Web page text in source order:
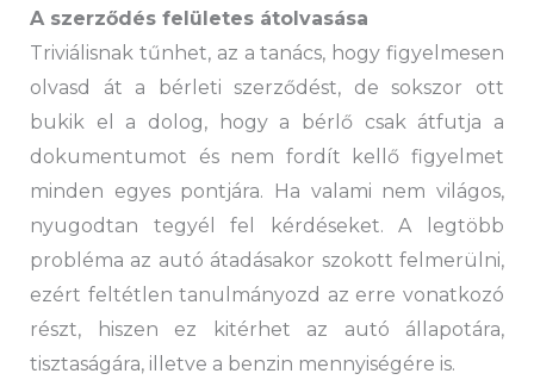
A szerződés felületes átolvasása
Triviálisnak tűnhet, az a tanács, hogy figyelmesen
olvasd át a bérleti szerződést, de sokszor ott
bukik el a dolog, hogy a bérlő csak átfutja a
dokumentumot és nem fordít kellő figyelmet
minden egyes pontjára. Ha valami nem világos,
nyugodtan tegyél fel kérdéseket. A legtöbb
probléma az autó átadásakor szokott felmerülni,
ezért feltétlen tanulmányozd az erre vonatkozó
részt, hiszen ez kitérhet az autó állapotára,
tisztaságára, illetve a benzin mennyiségére is.